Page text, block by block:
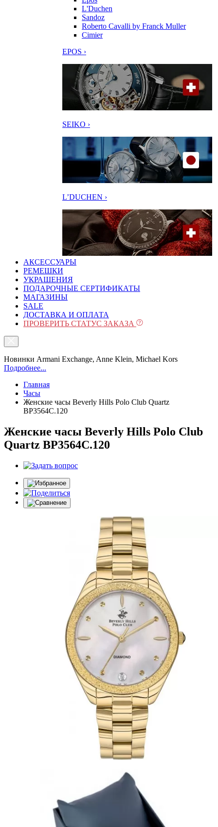
L'Duchen
Sandoz
Roberto Cavalli by Franck Muller
Cimier
EPOS ›
SEIKO ›
L’DUCHEN ›
АКСЕССУАРЫ
РЕМЕШКИ
УКРАШЕНИЯ
ПОДАРОЧНЫЕ СЕРТИФИКАТЫ
МАГАЗИНЫ
SALE
ДОСТАВКА И ОПЛАТА
ПРОВЕРИТЬ СТАТУС ЗАКАЗА
Новинки Armani Exchange, Anne Klein, Michael Kors
Подробнее...
Главная
Часы
Женские часы Beverly Hills Polo Club Quartz
BP3564C.120
Женские часы Beverly Hills Polo Club
Quartz BP3564C.120